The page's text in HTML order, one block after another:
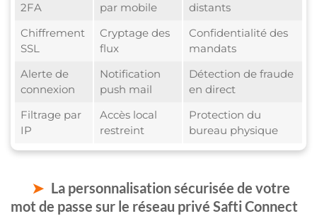
2FA
par mobile
distants
Chiffrement
SSL
Cryptage des
flux
Confidentialité des
mandats
Alerte de
connexion
Notification
push mail
Détection de fraude
en direct
Filtrage par
IP
Accès local
restreint
Protection du
bureau physique
La personnalisation sécurisée de votre
mot de passe sur le réseau privé Safti Connect